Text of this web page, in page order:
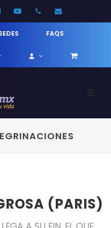
InstagramYoutube52 33 31210744
FAQS
(PARIS)